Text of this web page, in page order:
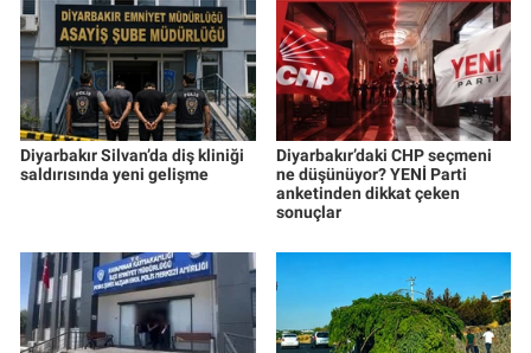
Diyarbakır Silvan’da diş kliniği
saldırısında yeni gelişme
Diyarbakır’daki CHP seçmeni
ne düşünüyor? YENİ Parti
anketinden dikkat çeken
sonuçlar